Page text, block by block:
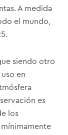
A medida
el mundo,
siendo otro
en
es
los